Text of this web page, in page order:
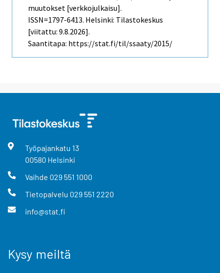
muutokset [verkkojulkaisu].
ISSN=1797-6413. Helsinki: Tilastokeskus
[viitattu: 9.8.2026].
Saantitapa: https://stat.fi/til/ssaaty/2015/
Työpajankatu 13
00580 Helsinki
Vaihde 029 551 1000
Tietopalvelu 029 551 2220
info@stat.fi
Kysy meiltä